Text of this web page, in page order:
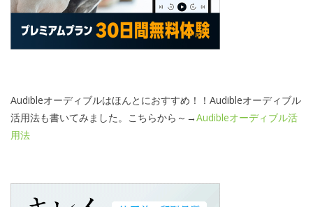
Audibleオーディブルはほんとにおすすめ！！Audibleオーディブル
活用法も書いてみました。こちらから～→Audibleオーディブル活
用法